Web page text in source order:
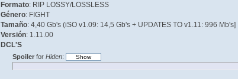
Formato: RIP LOSSY/LOSSLESS
Género: FIGHT
Tamaño: 4,40 Gb's (iSO v1.09: 14,5 Gb's + UPDATES TO v1.11: 996 Mb's]
Versión: 1.11.00
DCL'S
Spoilerfor Hiden: